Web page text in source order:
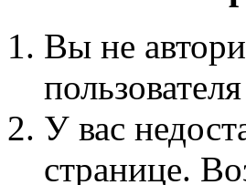
Вы не
У вас
странице.